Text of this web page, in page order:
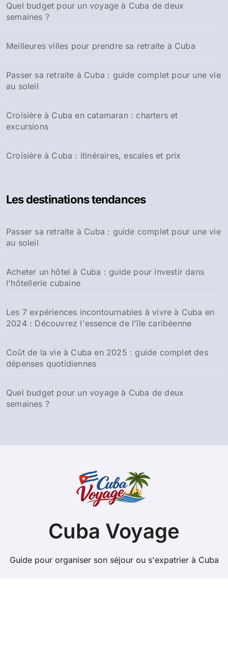
e
r
Quel budget pour un voyage à Cuba de deux
semaines ?
Meilleures villes pour prendre sa retraite à Cuba
Passer sa retraite à Cuba : guide complet pour une vie
au soleil
Croisière à Cuba en catamaran : charters et
excursions
Croisière à Cuba : itinéraires, escales et prix
Les destinations tendances
Passer sa retraite à Cuba : guide complet pour une vie
au soleil
Acheter un hôtel à Cuba : guide pour investir dans
l'hôtellerie cubaine
Les 7 expériences incontournables à vivre à Cuba en
2024 : Découvrez l'essence de l'île caribéenne
Coût de la vie à Cuba en 2025 : guide complet des
dépenses quotidiennes
Quel budget pour un voyage à Cuba de deux
semaines ?
Cuba Voyage
Guide pour organiser son séjour ou s'expatrier à Cuba